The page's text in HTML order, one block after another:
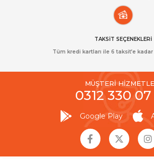
TAKSİT SEÇENEKLERİ
Tüm kredi kartları ile 6 taksit’e
MÜŞTERİ
0312 330
Google Play